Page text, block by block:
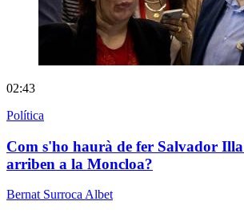
02:43
Política
Com s'ho haurà de fer Salvador Illa
arriben a la Moncloa?
Bernat Surroca Albet